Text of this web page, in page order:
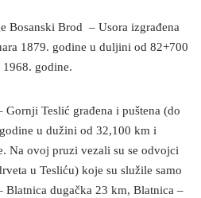
Bosanski Brod – Usora izgrađena
1879. godine u duljini od 82+700
godine.
Gornji Teslić građena i puštena (do
u dužini od 32,100 km i
Na ovoj pruzi vezali su se odvojci
u Tesliću) koje su služile samo
Blatnica dugačka 23 km, Blatnica –